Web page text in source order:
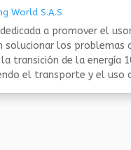
World S.A.S
a promover el
solucionar los problemas
transición de la energía
el transporte y el uso